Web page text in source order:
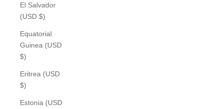
El Salvador
(USD $)
Equatorial
Guinea (USD
$)
Eritrea (USD
$)
Estonia (USD